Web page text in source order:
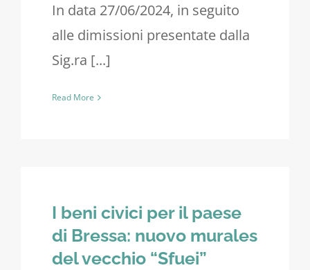
In data 27/06/2024, in seguito
alle dimissioni presentate dalla
Sig.ra [...]
Read More
I beni civici per il paese
di Bressa: nuovo murales
del vecchio “Sfuei”